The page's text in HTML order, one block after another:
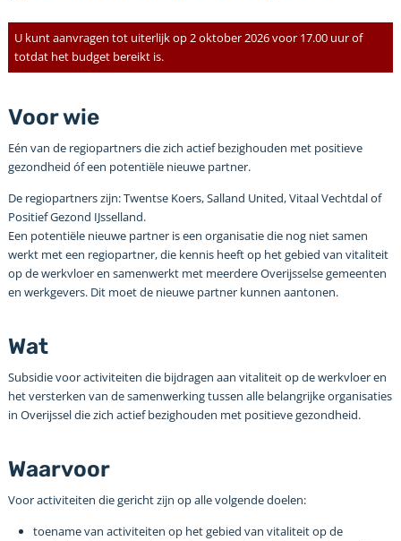
U kunt aanvragen tot uiterlijk op 2 oktober 2026 voor 17.00 uur of
totdat het budget bereikt is.
Voor wie
Eén van de regiopartners die zich actief bezighouden met positieve
gezondheid óf een potentiële nieuwe partner.
De regiopartners zijn: Twentse Koers, Salland United, Vitaal Vechtdal of
Positief Gezond IJsselland.
Een potentiële nieuwe partner is een organisatie die nog niet samen
werkt met een regiopartner, die kennis heeft op het gebied van vitaliteit
op de werkvloer en samenwerkt met meerdere Overijsselse gemeenten
en werkgevers. Dit moet de nieuwe partner kunnen aantonen.
Wat
Subsidie voor activiteiten die bijdragen aan vitaliteit op de werkvloer en
het versterken van de samenwerking tussen alle belangrijke organisaties
in Overijssel die zich actief bezighouden met positieve gezondheid.
Waarvoor
Voor activiteiten die gericht zijn op alle volgende doelen:
toename van activiteiten op het gebied van vitaliteit op de